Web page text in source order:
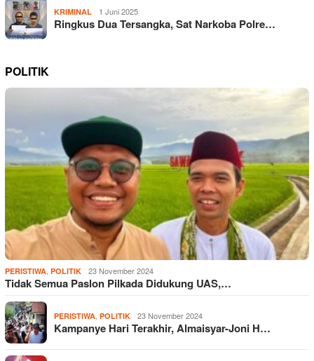
KRIMINAL 1 Juni 2025
Ringkus Dua Tersangka, Sat Narkoba Polre…
POLITIK
PERISTIWA POLITIK 23 November 2024
Tidak Semua Paslon Pilkada Didukung UAS,…
PERISTIWA POLITIK 23 November 2024
Kampanye Hari Terakhir, Almaisyar-Joni H…